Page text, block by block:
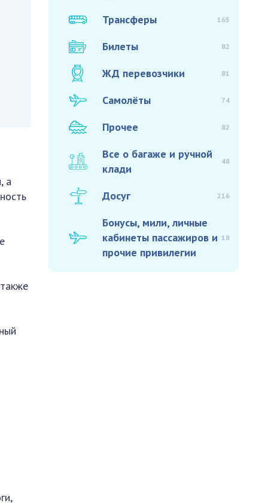
а
Трансферы 165
Билеты 82
ЖД перевозчики 81
Самолёты 74
Прочее 82
Все о багаже и ручной
клади
48
Досуг 216
Бонусы, мили, личные
кабинеты пассажиров и
прочие привилегии
18